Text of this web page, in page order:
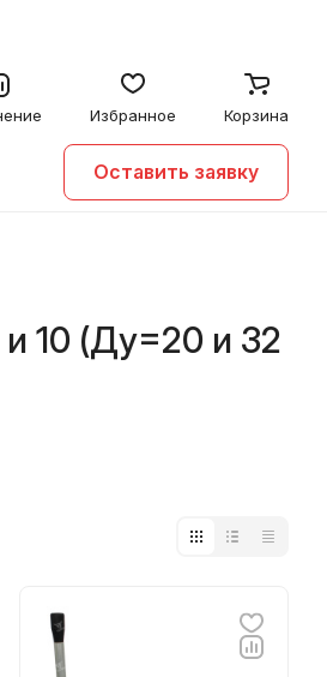
Избранное Корзина
Оставить заявку
10 (Ду=20 и 32